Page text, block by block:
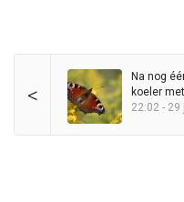
<
Na nog
koeler
maar
22:02 - 29